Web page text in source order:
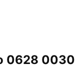
0628 0030